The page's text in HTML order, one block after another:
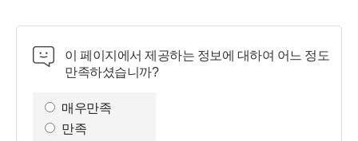
이 페이지에서 제공하는 정보에 대하여 어느 정도
만족하셨습니까?
매우만족
만족